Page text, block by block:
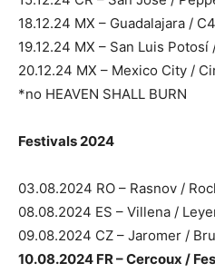
18.12.24 MX – Guadalajara /
19.12.24 MX – San Luis
20.12.24 MX – Mexico City /
*no HEAVEN SHALL BURN
Festivals 2024
03.08.2024 RO – Rasnov /
08.08.2024 ES – Villena /
09.08.2024 CZ – Jaromer /
10.08.2024 FR – Cercoux /